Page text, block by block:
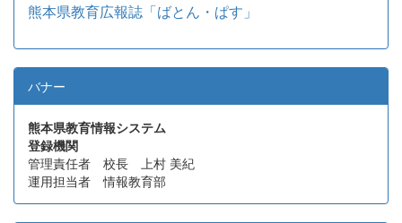
熊本県教育広報誌「ばとん・ぱす」
バナー
熊本県教育情報システム
登録機関
管理責任者 校長 上村 美紀
運用担当者 情報教育部